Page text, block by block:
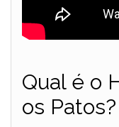
Qual é o
os Patos?